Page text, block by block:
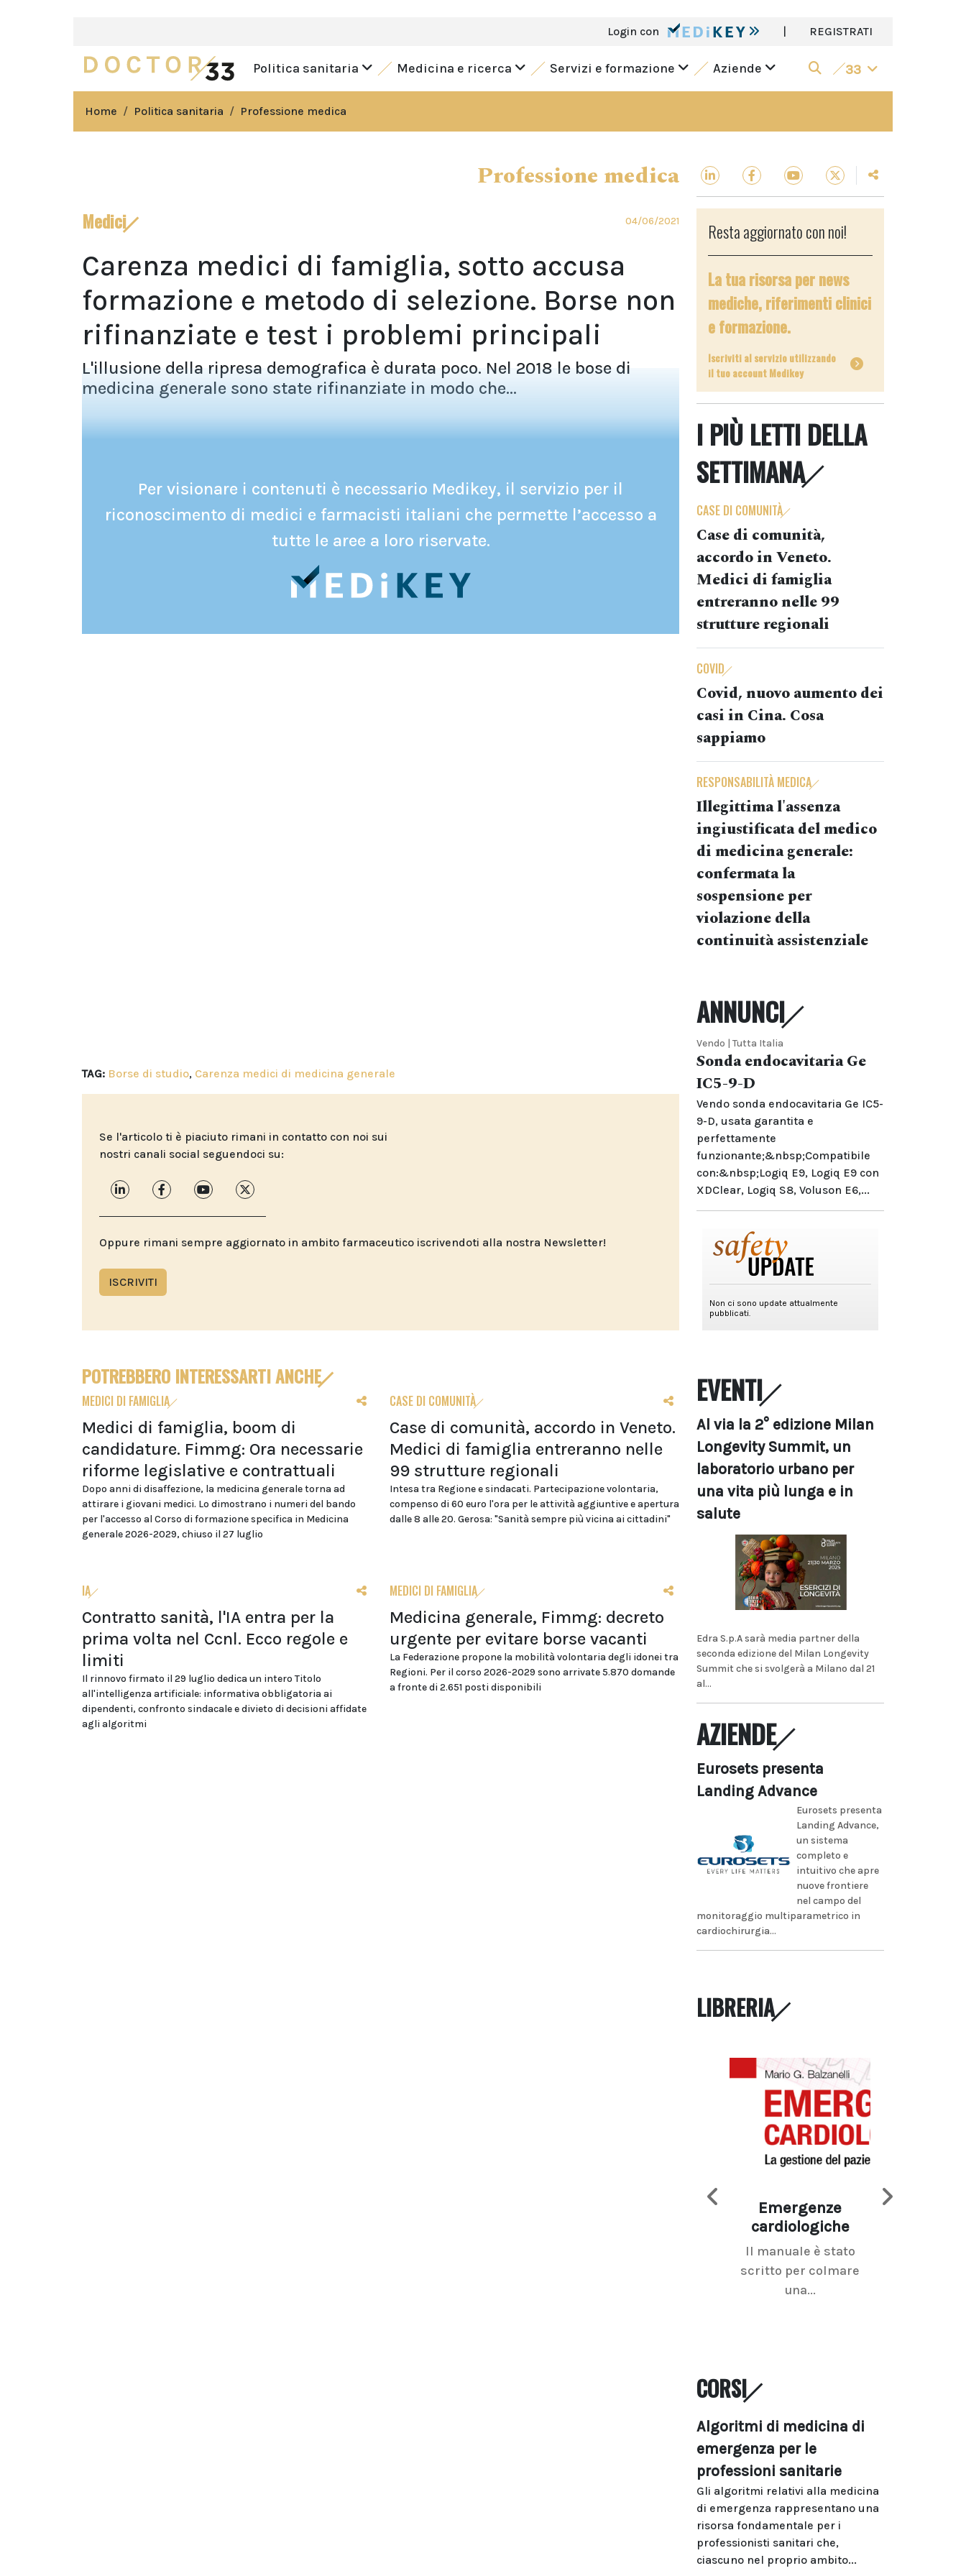
Login con | REGISTRATI
Politica sanitaria Medicina e ricerca Servizi e formazione Aziende 33
Home Politica sanitaria Professione medica
Professione medica
Medici 04/06/2021
Carenza medici di famiglia, sotto accusa
formazione e metodo di selezione. Borse non
rifinanziate e test i problemi principali
L'illusione della ripresa demografica è durata poco. Nel 2018 le bose di
medicina generale sono state rifinanziate in modo che...
Per visionare i contenuti è necessario Medikey, il servizio per il
riconoscimento di medici e farmacisti italiani che permette l’accesso a
tutte le aree a loro riservate.
TAG: Borse di studio, Carenza medici di medicina generale
Se l'articolo ti è piaciuto rimani in contatto con noi sui
nostri canali social seguendoci su:
Oppure rimani sempre aggiornato in ambito farmaceutico iscrivendoti alla nostra Newsletter!
ISCRIVITI
POTREBBERO INTERESSARTI ANCHE
MEDICI DI FAMIGLIA
Medici di famiglia, boom di
candidature. Fimmg: Ora necessarie
riforme legislative e contrattuali
Dopo anni di disaffezione, la medicina generale torna ad
attirare i giovani medici. Lo dimostrano i numeri del bando
per l'accesso al Corso di formazione specifica in Medicina
generale 2026-2029, chiuso il 27 luglio
CASE DI COMUNITÀ
Case di comunità, accordo in Veneto.
Medici di famiglia entreranno nelle
99 strutture regionali
Intesa tra Regione e sindacati. Partecipazione volontaria,
compenso di 60 euro l'ora per le attività aggiuntive e apertura
dalle 8 alle 20. Gerosa: "Sanità sempre più vicina ai cittadini"
IA
Contratto sanità, l'IA entra per la
prima volta nel Ccnl. Ecco regole e
limiti
Il rinnovo firmato il 29 luglio dedica un intero Titolo
all'intelligenza artificiale: informativa obbligatoria ai
dipendenti, confronto sindacale e divieto di decisioni affidate
agli algoritmi
MEDICI DI FAMIGLIA
Medicina generale, Fimmg: decreto
urgente per evitare borse vacanti
La Federazione propone la mobilità volontaria degli idonei tra
Regioni. Per il corso 2026-2029 sono arrivate 5.870 domande
a fronte di 2.651 posti disponibili
Resta aggiornato con noi!
La tua risorsa per news
mediche, riferimenti clinici
e formazione.
Iscriviti al servizio utilizzando
il tuo account Medikey
I PIÙ LETTI DELLA
SETTIMANA
CASE DI COMUNITÀ
Case di comunità,
accordo in Veneto.
Medici di famiglia
entreranno nelle 99
strutture regionali
COVID
Covid, nuovo aumento dei
casi in Cina. Cosa
sappiamo
RESPONSABILITÀ MEDICA
Illegittima l'assenza
ingiustificata del medico
di medicina generale:
confermata la
sospensione per
violazione della
continuità assistenziale
ANNUNCI
Vendo | Tutta Italia
Sonda endocavitaria Ge
IC5-9-D
Vendo sonda endocavitaria Ge IC5-
9-D, usata garantita e
perfettamente
funzionante;&nbsp;Compatibile
con:&nbsp;Logiq E9, Logiq E9 con
XDClear, Logiq S8, Voluson E6,...
EVENTI
Al via la 2° edizione Milan
Longevity Summit, un
laboratorio urbano per
una vita più lunga e in
salute
Edra S.p.A sarà media partner della
seconda edizione del Milan Longevity
Summit che si svolgerà a Milano dal 21
al...
AZIENDE
Eurosets presenta
Landing Advance
Eurosets presenta
Landing Advance,
un sistema
completo e
intuitivo che apre
nuove frontiere
nel campo del
monitoraggio multiparametrico in
cardiochirurgia...
LIBRERIA
Emergenze
cardiologiche
Il manuale è stato
scritto per colmare
una...
CORSI
Algoritmi di medicina di
emergenza per le
professioni sanitarie
Gli algoritmi relativi alla medicina
di emergenza rappresentano una
risorsa fondamentale per i
professionisti sanitari che,
ciascuno nel proprio ambito...